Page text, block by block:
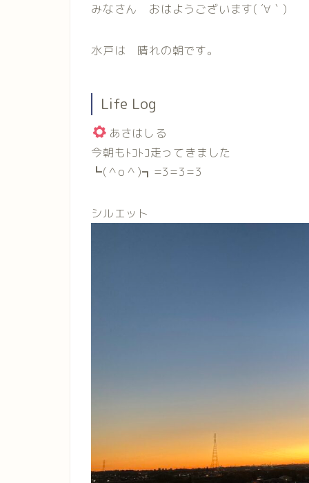
みなさん おはようございます( ´∀｀)
水戸は 晴れの朝です。
Life Log
あさはしる
今朝もﾄｺﾄｺ走ってきました
┗(＾o＾)┓=3=3=3
シルエット